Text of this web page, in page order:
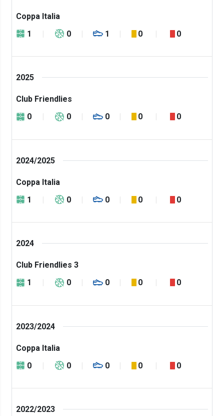
Coppa Italia
1
0 1 0 0
2025
Club Friendlies
0
0 0 0 0
2024/2025
Coppa Italia
1
0 0 0 0
2024
Club Friendlies 3
1
0 0 0 0
2023/2024
Coppa Italia
0
0 0 0 0
2022/2023